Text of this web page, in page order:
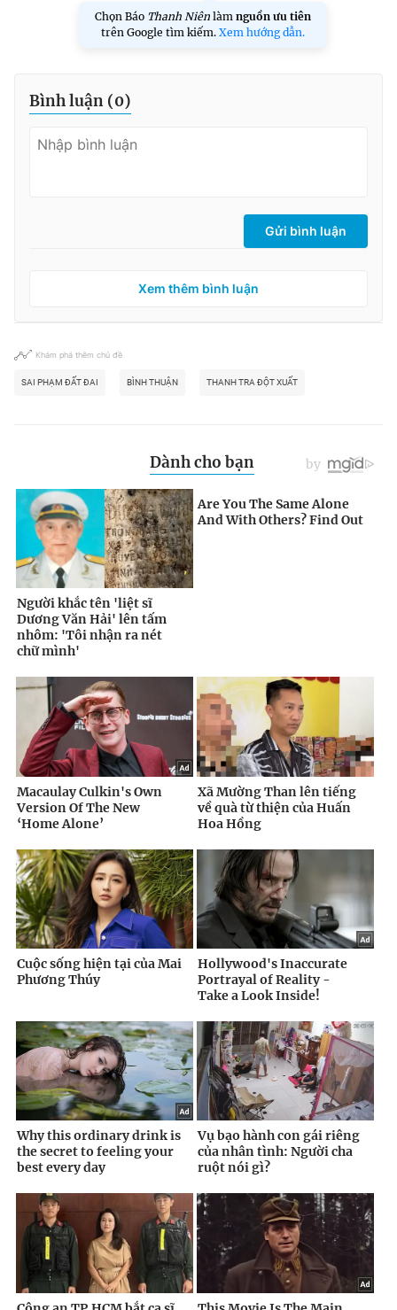
Chọn Báo Thanh Niên làm nguồn ưu tiên
trên Google tìm kiếm. Xem hướng dẫn.
Bình luận (0)
Gửi bình luận
Xem thêm bình luận
Khám phá thêm chủ đề
SAI PHẠM ĐẤT ĐAI BÌNH THUẬN THANH TRA ĐỘT XUẤT